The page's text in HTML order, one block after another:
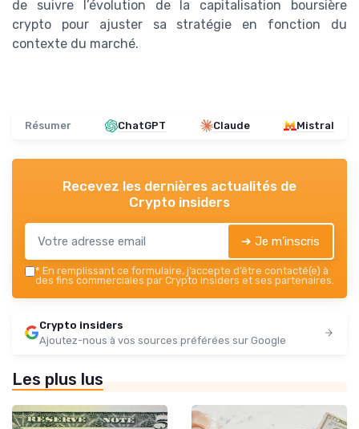
de suivre l’évolution de la capitalisation boursière
crypto pour ajuster sa stratégie en fonction du
contexte du marché.
Résumer ChatGPT Claude Mistral
Recevez les dernières actualités de
Crypto insiders
➔ Je m'inscris
* En remplissant ce formulaire, j’accepte d’être contacté(e) à
des fins commerciales par Crypto insiders et ses partenaires.
Crypto insiders
Ajoutez-nous à vos sources préférées sur Google
Les plus lus